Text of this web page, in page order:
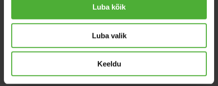
Luba kõik
Luba valik
Keeldu
Oerstediana
Tassmania